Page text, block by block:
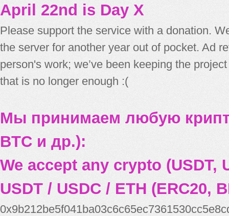
April 22nd is Day X
Please support the service with a donation.
the server for another year out of pocket. Ad
person's work; we’ve been keeping the
that is no longer enough :(
Мы принимаем любую
BTC и др.):
We accept any crypto (USDT,
USDT / USDC / ETH (ERC20,